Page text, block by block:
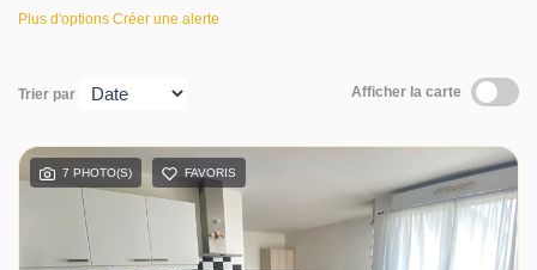
Contact
Plus d'options Créer une alerte
Trier par Afficher la carte
7 PHOTO(S) FAVORIS